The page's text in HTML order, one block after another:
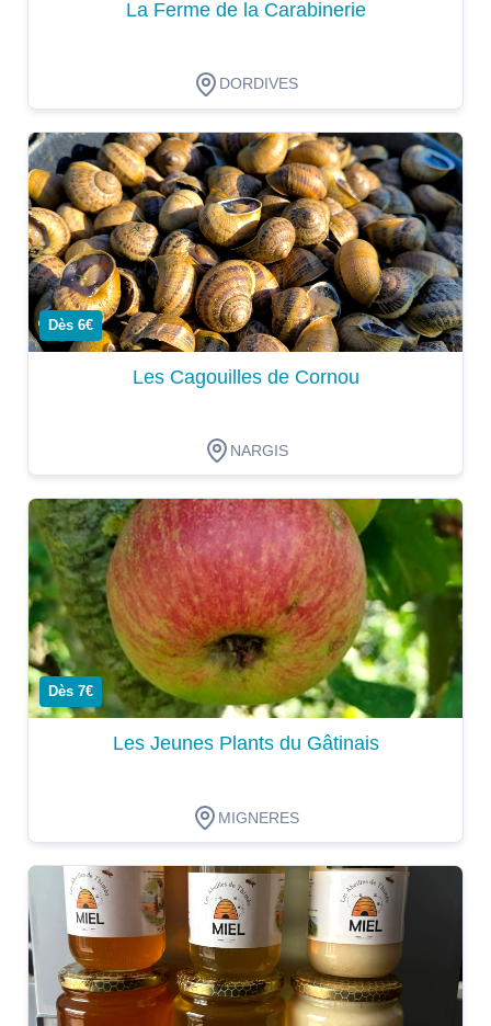
La Ferme de la Carabinerie
DORDIVES
Dégustation
Dès 6€
Les Cagouilles de Cornou
NARGIS
Dégustation
Dès 7€
Les Jeunes Plants du Gâtinais
MIGNERES
Dégustation